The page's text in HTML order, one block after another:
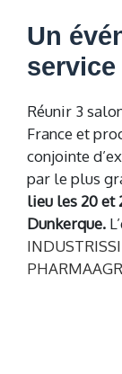
Un
service
Réunir 3
France et
conjointe
par le plus
lieu les 20 et
Dunkerque.